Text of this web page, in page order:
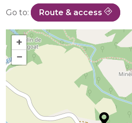
Go to: Route & access
+
−